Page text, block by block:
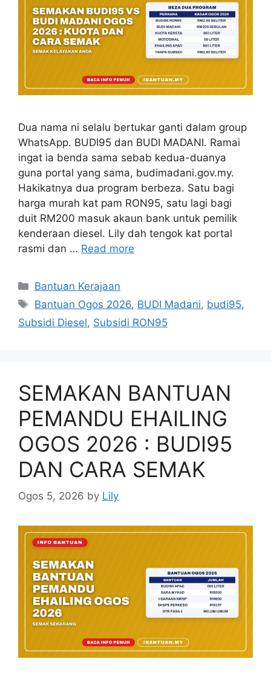
Dua nama ni selalu bertukar ganti dalam group
WhatsApp. BUDI95 dan BUDI MADANI. Ramai
ingat ia benda sama sebab kedua-duanya
guna portal yang sama, budimadani.gov.my.
Hakikatnya dua program berbeza. Satu bagi
harga murah kat pam RON95, satu lagi bagi
duit RM200 masuk akaun bank untuk pemilik
kenderaan diesel. Lily dah tengok kat portal
rasmi dan … Read more
Categories
Bantuan Kerajaan
Tags
Bantuan Ogos 2026, BUDI Madani, budi95,
Subsidi Diesel, Subsidi RON95
SEMAKAN BANTUAN
PEMANDU EHAILING
OGOS 2026 : BUDI95
DAN CARA SEMAK
Ogos 5, 2026 by Lily